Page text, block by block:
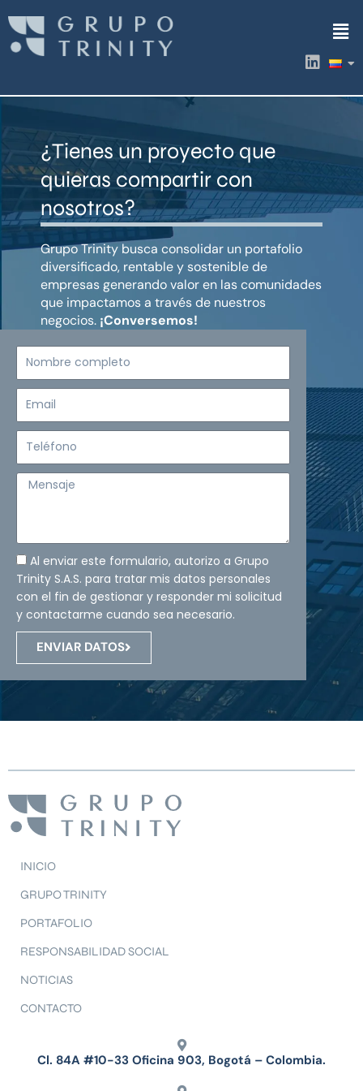
contenido
L
i
k
i
¿Tienes un proyecto que
quieras compartir con
nosotros?
Grupo Trinity busca consolidar un portafolio
diversificado, rentable y sostenible de
empresas generando valor en las comunidades
que impactamos a través de nuestros
negocios. ¡Conversemos!
Mensaje
Al enviar este formulario, autorizo a Grupo
Trinity S.A.S. para tratar mis datos personales
con el fin de gestionar y responder mi solicitud
y contactarme cuando sea necesario.
ENVIAR DATOS
INICIO
GRUPO TRINITY
PORTAFOLIO
RESPONSABILIDAD SOCIAL
NOTICIAS
CONTACTO
Cl. 84A #10-33 Oficina 903, Bogotá – Colombia.